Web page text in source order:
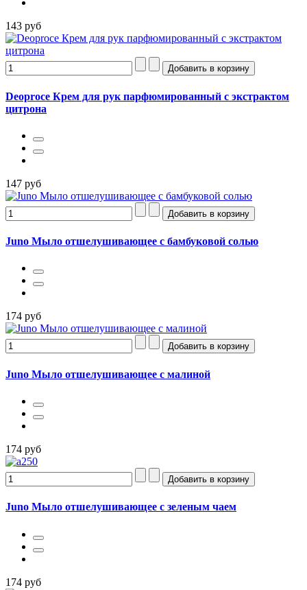
143 руб
Deoproce Крем для рук парфюмированный с экстрактом
цитрона
147 руб
Juno Мыло отшелушивающее с бамбуковой солью
174 руб
Juno Мыло отшелушивающее с малиной
174 руб
Juno Мыло отшелушивающее с зеленым чаем
174 руб